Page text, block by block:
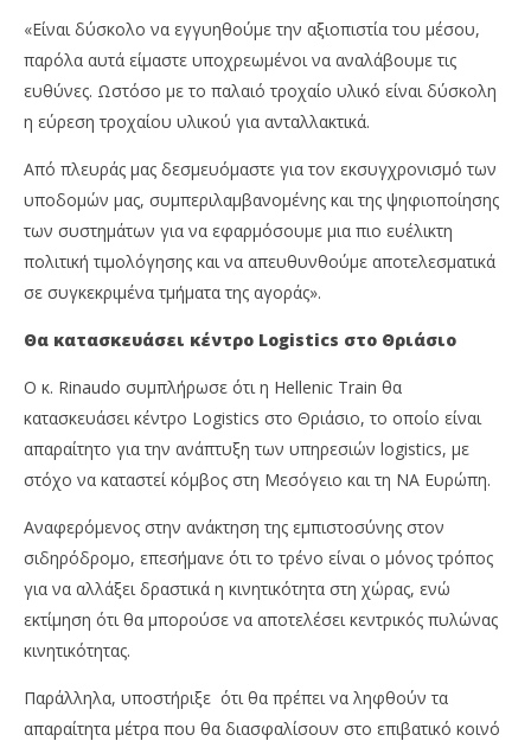
«Είναι δύσκολο να εγγυηθούμε την αξιοπιστία του μέσου,
παρόλα αυτά είμαστε υποχρεωμένοι να αναλάβουμε τις
ευθύνες. Ωστόσο με το παλαιό τροχαίο υλικό είναι δύσκολη
η εύρεση τροχαίου υλικού για ανταλλακτικά.
Από πλευράς μας δεσμευόμαστε για τον εκσυγχρονισμό των
υποδομών μας, συμπεριλαμβανομένης και της ψηφιοποίησης
των συστημάτων για να εφαρμόσουμε μια πιο ευέλικτη
πολιτική τιμολόγησης και να απευθυνθούμε αποτελεσματικά
σε συγκεκριμένα τμήματα της αγοράς».
Θα κατασκευάσει κέντρο Logistics στο Θριάσιο
Ο κ. Rinaudo συμπλήρωσε ότι η Hellenic Train θα
κατασκευάσει κέντρο Logistics στο Θριάσιο, το οποίο είναι
απαραίτητο για την ανάπτυξη των υπηρεσιών logistics, με
στόχο να καταστεί κόμβος στη Μεσόγειο και τη ΝΑ Ευρώπη.
Αναφερόμενος στην ανάκτηση της εμπιστοσύνης στον
σιδηρόδρομο, επεσήμανε ότι το τρένο είναι ο μόνος τρόπος
για να αλλάξει δραστικά η κινητικότητα στη χώρας, ενώ
εκτίμηση ότι θα μπορούσε να αποτελέσει κεντρικός πυλώνας
κινητικότητας.
Παράλληλα, υποστήριξε ότι θα πρέπει να ληφθούν τα
απαραίτητα μέτρα που θα διασφαλίσουν στο επιβατικό κοινό